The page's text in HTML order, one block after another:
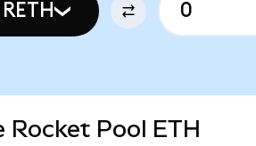
RETH
Pool ETH